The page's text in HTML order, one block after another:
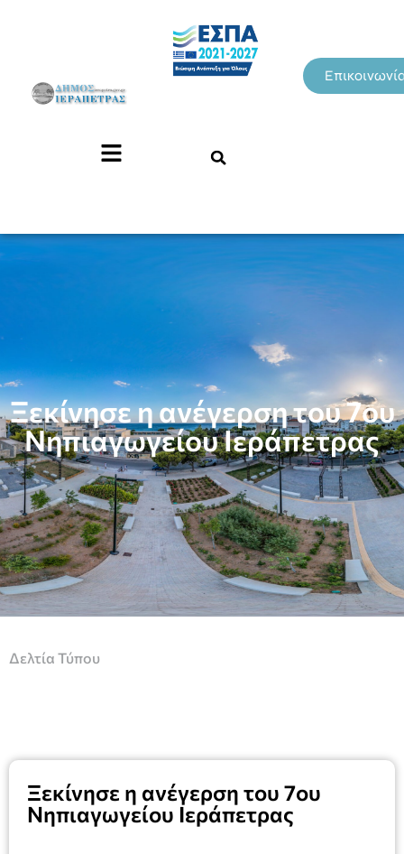
Ξεκίνησε η ανέγερση του 7ου
Νηπιαγωγείου Ιεράπετρας
Δελτία Τύπου
Ξεκίνησε η ανέγερση του 7ου
Νηπιαγωγείου Ιεράπετρας